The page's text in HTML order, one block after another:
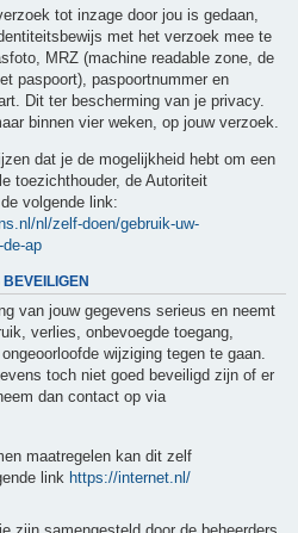
tot inzage door jou is gedaan,
met het verzoek mee te
MRZ (machine readable zone, de
paspoort), paspoortnummer en
Dit ter bescherming van je privacy.
binnen vier weken, op jouw verzoek.
dat je de mogelijkheid hebt om een
toezichthouder, de Autoriteit
volgende link:
nl/zelf-doen/gebruik-uw-
ap
van jouw gegevens serieus en neemt
verlies, onbevoegde toegang,
wijziging tegen te gaan.
toch niet goed beveiligd zijn of er
dan contact op via
maatregelen kan dit zelf
link https://internet.nl/